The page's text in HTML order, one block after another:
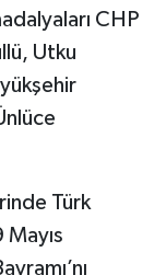
CHP
Utku
Türk